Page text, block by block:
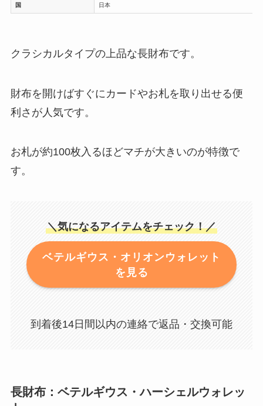
国 日本
クラシカルタイプの上品な長財布です。
財布を開けばすぐにカードやお札を取り出せる便
利さが人気です。
お札が約100枚入るほどマチが大きいのが特徴で
す。
＼気になるアイテムをチェック！／
ベテルギウス・オリオンウォレット
を見る
到着後14日間以内の連絡で返品・交換可能
長財布：ベテルギウス・ハーシェルウォレッ